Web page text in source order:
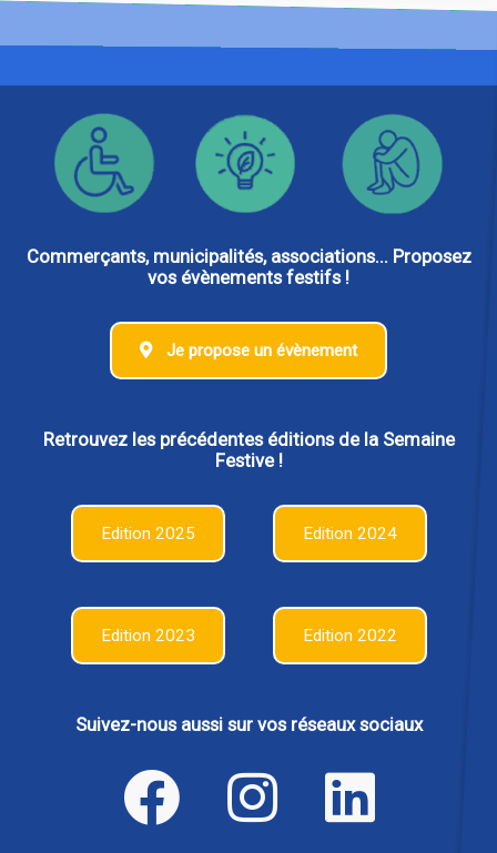
Commerçants, municipalités, associations... Proposez
vos évènements festifs !
Je propose un évènement
Retrouvez les précédentes éditions de la Semaine
Festive !
Edition 2025 Edition 2024
Edition 2023 Edition 2022
Suivez-nous aussi sur vos réseaux sociaux